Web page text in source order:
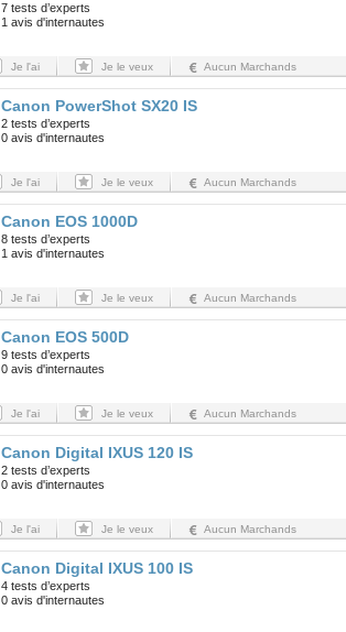
7 tests d’experts
1 avis d'internautes
Je l'ai Je le veux Aucun Marchands
Canon PowerShot SX20 IS
2 tests d’experts
0 avis d'internautes
Je l'ai Je le veux Aucun Marchands
Canon EOS 1000D
8 tests d’experts
1 avis d'internautes
Je l'ai Je le veux Aucun Marchands
Canon EOS 500D
9 tests d’experts
0 avis d'internautes
Je l'ai Je le veux Aucun Marchands
Canon Digital IXUS 120 IS
2 tests d’experts
0 avis d'internautes
Je l'ai Je le veux Aucun Marchands
Canon Digital IXUS 100 IS
4 tests d’experts
0 avis d'internautes